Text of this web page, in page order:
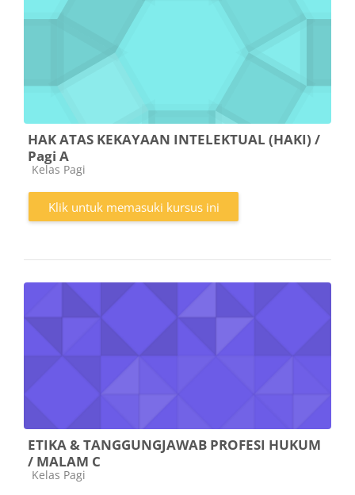
HAK ATAS KEKAYAAN INTELEKTUAL (HAKI) /
Pagi A
Kategori kursus
Kelas Pagi
Klik untuk memasuki kursus ini
ETIKA & TANGGUNGJAWAB PROFESI HUKUM
/ MALAM C
Kategori kursus
Kelas Pagi